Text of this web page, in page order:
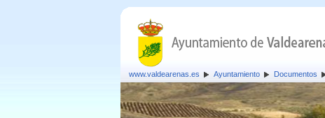
www.valdearenas.es Ayuntamiento Documentos